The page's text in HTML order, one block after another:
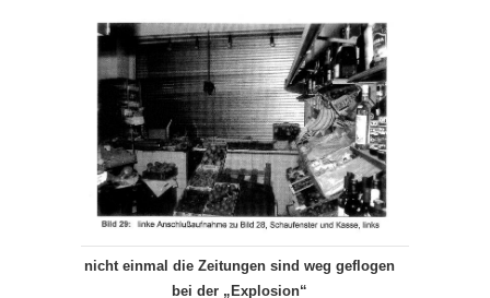
nicht einmal die Zeitungen sind weg geflogen
bei der „Explosion“